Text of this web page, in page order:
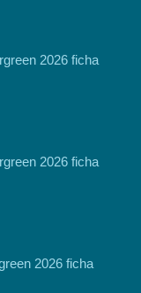
2026 ficha
2026 ficha
2026 ficha